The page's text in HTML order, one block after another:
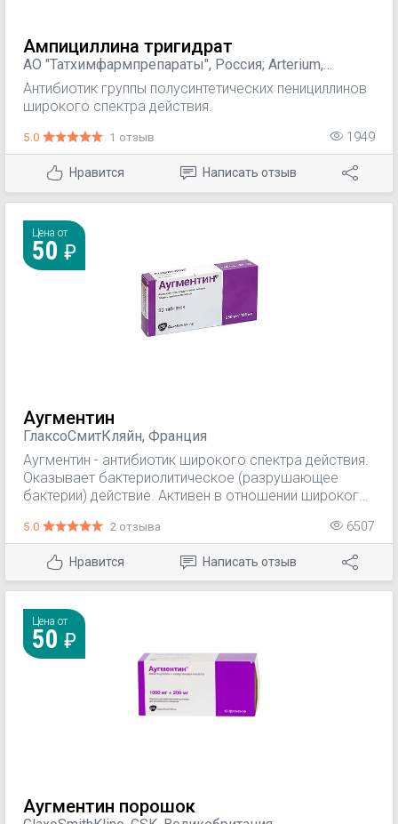
Ампициллина тригидрат
АО "Татхимфармпрепараты", Россия; Arterium,
Украина; ПАО "Биосинтез", Россия
Антибиотик группы полусинтетических пенициллинов
широкого спектра действия.
5.0 1 отзыв 1949
Нравится Написать отзыв
Цена от
50
Аугментин
ГлаксоСмитКляйн, Франция
Аугментин - антибиотик широкого спектра действия.
Оказывает бактериолитическое (разрушающее
бактерии) действие. Активен в отношении широкого
присутствии кислорода) и анаэробных (способных
существовать в отсутствии кислорода)
грамположительных и аэробных грамотрииательных
микроорганизмов, включая штаммы,
разрушающий пенициллины). Входящая в состав
препарата клавулановая кислота обеспечивает
устойчивость амоксициллина к воздействию бета-
лактамаз, расширяя спектр его действия.
5.0 2 отзыва 6507
Нравится Написать отзыв
Цена от
50
Аугментин порошок